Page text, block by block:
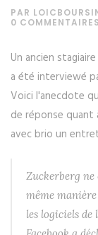
PAR
0 COMMENTAIRES
Un ancien
a été interviewé
Voici l'anecdote
de réponse quant
avec brio un
Zuckerberg ne
même
les logiciels